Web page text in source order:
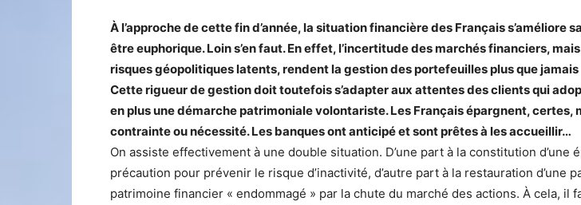
À l’approche de cette fin d’année, la situation financière des Français s’améliore
être euphorique. Loin s’en faut. En effet, l’incertitude des marchés financiers,
risques géopolitiques latents, rendent la gestion des portefeuilles plus que
Cette rigueur de gestion doit toutefois s’adapter aux attentes des clients qui
en plus une démarche patrimoniale volontariste. Les Français épargnent, certes,
contrainte ou nécessité. Les banques ont anticipé et sont prêtes à les accueillir…
On assiste effectivement à une double situation. D’une part à la constitution d’une
précaution pour prévenir le risque d’inactivité, d’autre part à la restauration d’une
patrimoine financier « endommagé » par la chute du marché des actions. À cela, il